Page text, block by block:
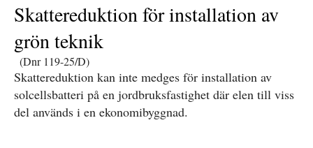
Skattereduktion för installation av
grön teknik
(Dnr 119-25/D)
Skattereduktion kan inte medges för installation av
solcellsbatteri på en jordbruksfastighet där elen till viss
del används i en ekonomibyggnad.